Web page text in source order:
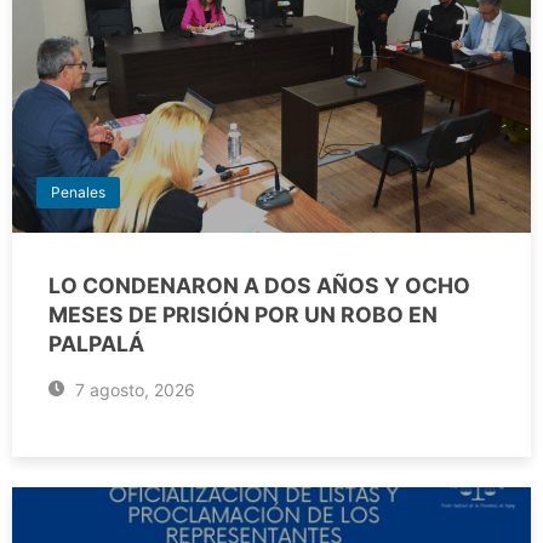
Penales
LO CONDENARON A DOS AÑOS Y OCHO
MESES DE PRISIÓN POR UN ROBO EN
PALPALÁ
7 agosto, 2026